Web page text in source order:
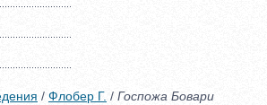
/ Флобер Г. / Госпожа Бовари